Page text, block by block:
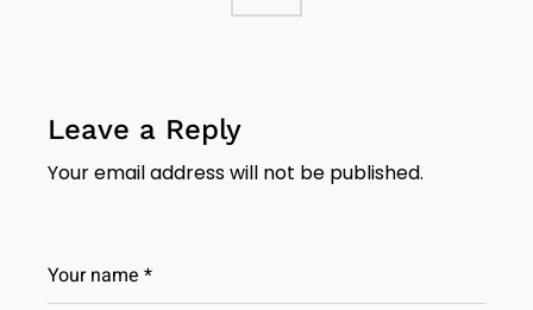
Leave a Reply
Your email address will not be published.